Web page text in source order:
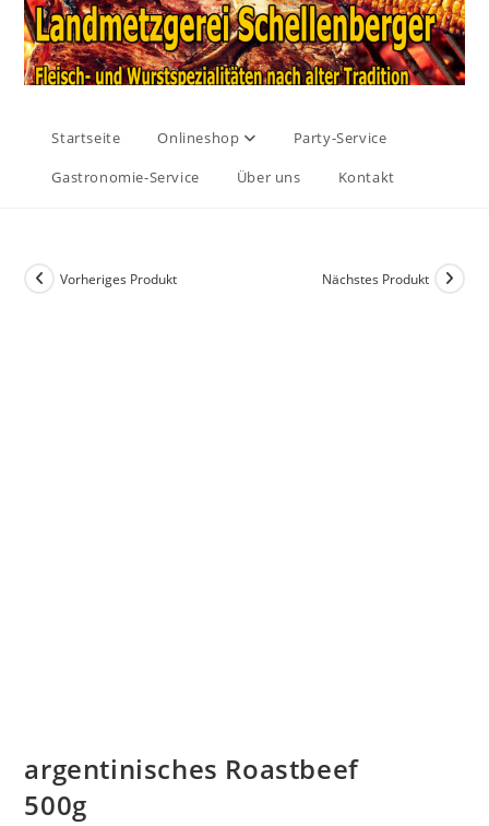
Startseite Onlineshop
Party-Service
Gastronomie-Service
Über uns Kontakt
Vorheriges Produkt Nächstes Produkt
argentinisches Roastbeef
500g